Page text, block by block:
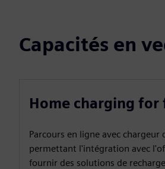
Capacités en
Home charging for
Parcours en ligne avec
permettant l'intégration avec
fournir des solutions de